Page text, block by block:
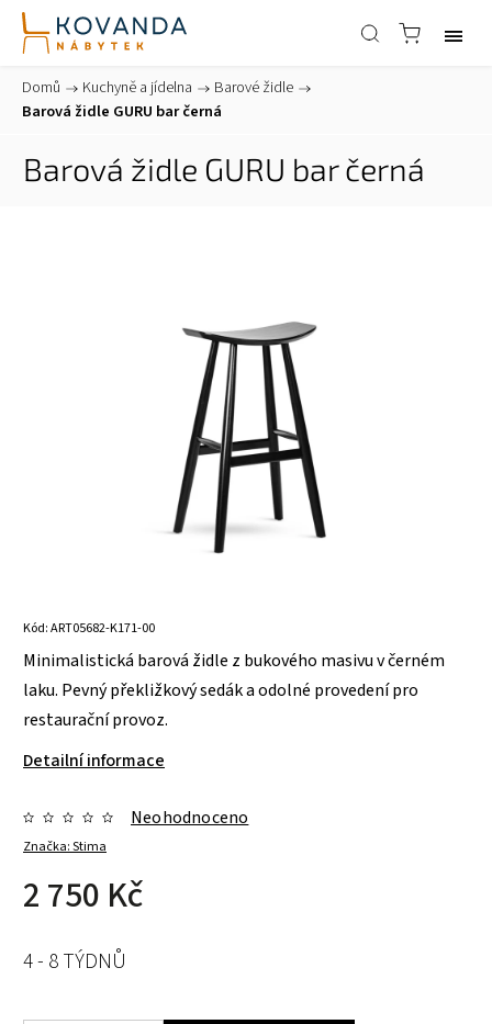
Domů / Kuchyně a jídelna / Barové židle /
Barová židle GURU bar černá
Barová židle GURU bar černá
Kód:ART05682-K171-00
Minimalistická barová židle z bukového masivu v černém
laku. Pevný překližkový sedák a odolné provedení pro
restaurační provoz.
Detailní informace
Značka:Stima
Neohodnoceno
2 750 Kč
4 - 8 TÝDNŮ